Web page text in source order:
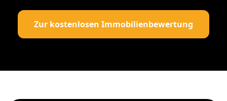
Zur kostenlosen Immobilienbewertung